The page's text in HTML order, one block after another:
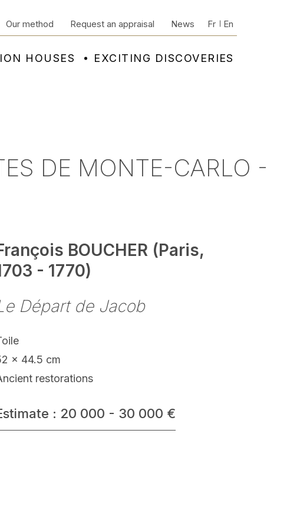
HOUSES EXCITING DISCOVERIES
Our method Request an appraisal News Fr En
DE MONTE-CARLO -
BOUCHER (Paris,
- 1770)
Départ de Jacob
x 44.5 cm
restorations
: 20 000 - 30 000 €